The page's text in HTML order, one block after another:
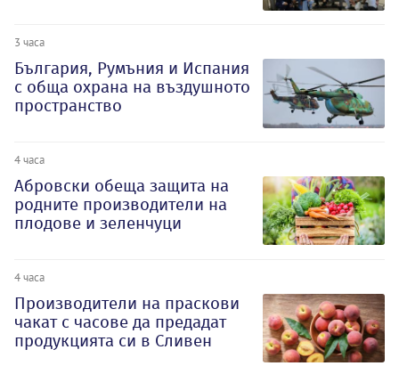
3 часа
България, Румъния и Испания
с обща охрана на въздушното
пространство
4 часа
Абровски обеща защита на
родните производители на
плодове и зеленчуци
4 часа
Производители на праскови
чакат с часове да предадат
продукцията си в Сливен